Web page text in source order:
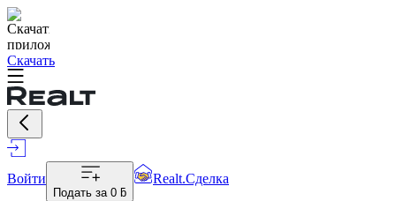
Скачать
Войти
Подать за 0 ƃ
Realt.Сделка